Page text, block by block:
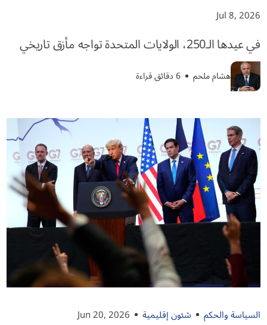
Jul 8, 2026
في عيدها الـ250، الولايات المتحدة تواجه مأزق تاريخي
هشام ملحم 6 دقائق قراءة
السياسة والحكم شئون إقليمية Jun 20, 2026